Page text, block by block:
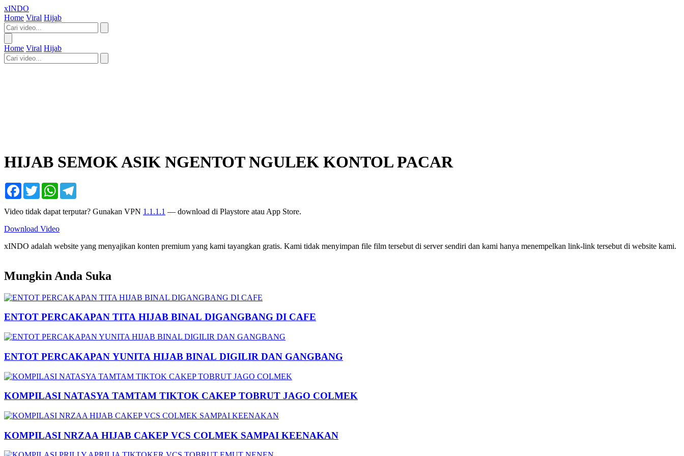
xINDO
Home Viral Hijab
Home Viral Hijab
HIJAB SEMOK ASIK NGENTOT NGULEK KONTOL PACAR
Facebook
TwitterWhatsApp
Video tidak dapat terputar? Gunakan VPN 1.1.1.1 — download di Playstore atau App Store.
Download Video
xINDO adalah website yang menyajikan konten premium yang kami tayangkan gratis. Kami tidak menyimpan file film tersebut di server sendiri dan kami hanya menempelkan link-link tersebut di website kami.
Mungkin Anda Suka
ENTOT PERCAKAPAN TITA HIJAB BINAL DIGANGBANG DI CAFE
ENTOT PERCAKAPAN YUNITA HIJAB BINAL DIGILIR DAN GANGBANG
KOMPILASI NATASYA TAMTAM TIKTOK CAKEP TOBRUT JAGO COLMEK
KOMPILASI NRZAA HIJAB CAKEP VCS COLMEK SAMPAI KEENAKAN